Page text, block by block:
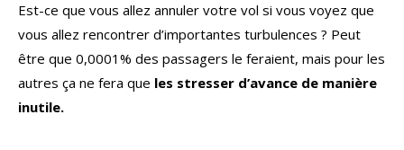
Est-ce que vous allez annuler votre vol si vous voyez que
vous allez rencontrer d’importantes turbulences ? Peut
être que 0,0001% des passagers le feraient, mais pour les
autres ça ne fera que les stresser d’avance de manière
inutile.